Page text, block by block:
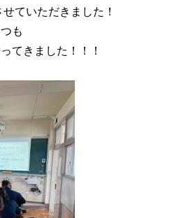
ていただきました！
も
てきました！！！